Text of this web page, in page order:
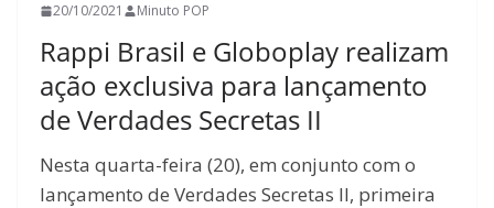
20/10/2021 Minuto POP
Rappi Brasil e Globoplay realizam
ação exclusiva para lançamento
de Verdades Secretas II
Nesta quarta-feira (20), em conjunto com o
lançamento de Verdades Secretas II, primeira